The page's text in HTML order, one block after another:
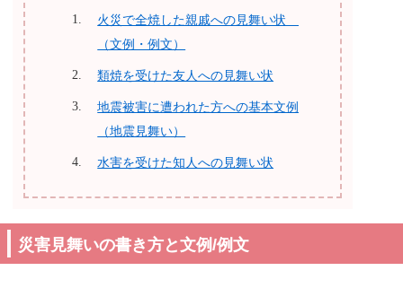
火災で全焼した親戚への見舞い状
（文例・例文）
類焼を受けた友人への見舞い状
地震被害に遭われた方への基本文例
（地震見舞い）
水害を受けた知人への見舞い状
災害見舞いの書き方と文例/例文